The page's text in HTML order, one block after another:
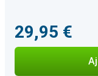
29,95 €